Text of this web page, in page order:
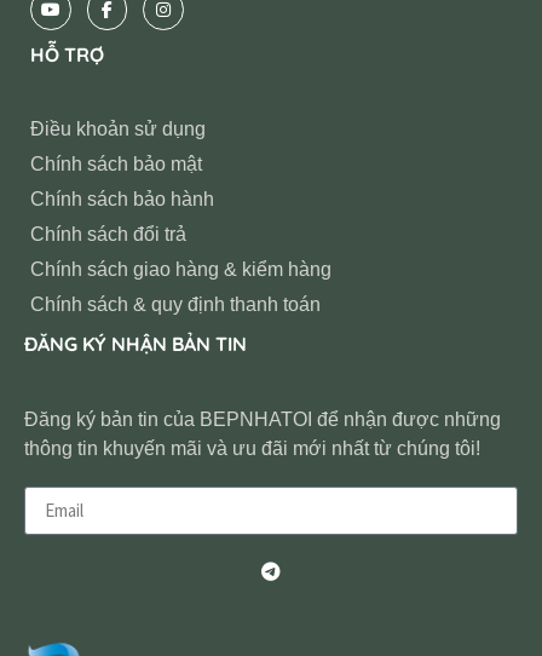
HỖ TRỢ
Điều khoản sử dụng
Chính sách bảo mật
Chính sách bảo hành
Chính sách đổi trả
Chính sách giao hàng & kiểm hàng
Chính sách & quy định thanh toán
ĐĂNG KÝ NHẬN BẢN TIN
Đăng ký bản tin của BEPNHATOI để nhận được những
thông tin khuyến mãi và ưu đãi mới nhất từ chúng tôi!